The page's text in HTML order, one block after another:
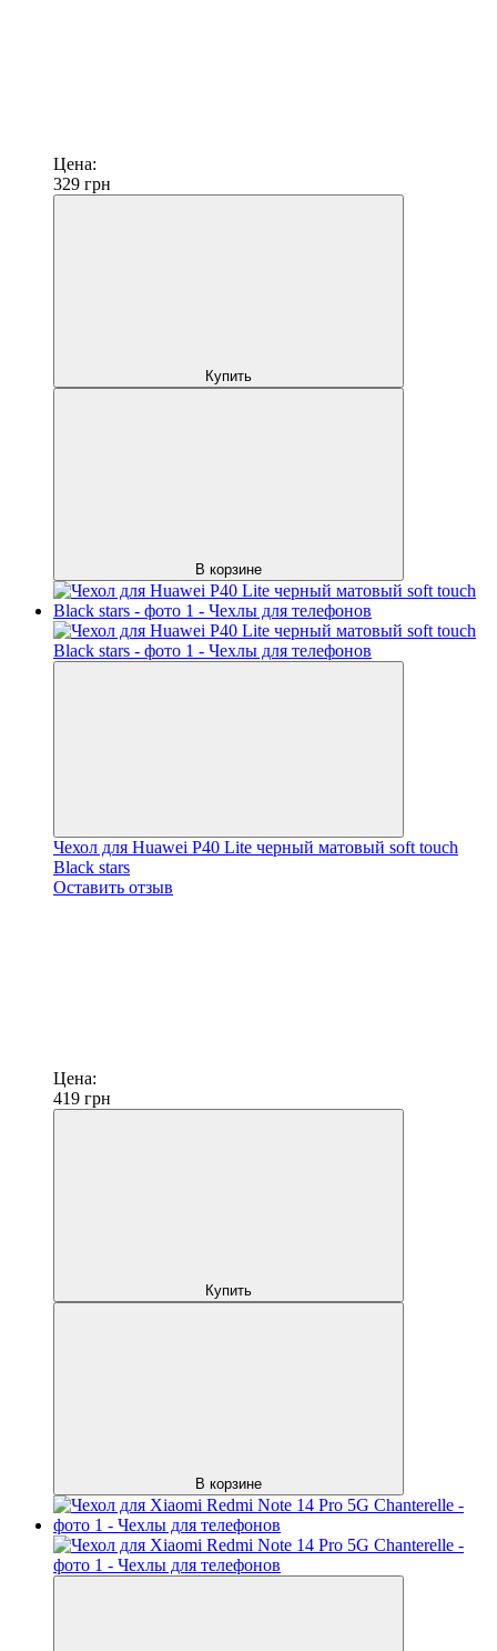
Цена:
329 грн
Купить
В корзине
Чехол для Huawei P40 Lite черный матовый soft touch
Black stars
Оставить отзыв
Цена:
419 грн
Купить
В корзине